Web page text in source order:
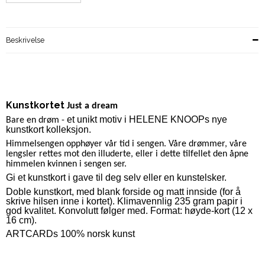
Beskrivelse
Kunstkortet Just a dream
Bare en drøm - et unikt motiv i HELENE KNOOPs nye
kunstkort kolleksjon.
Himmelsengen opphøyer vår tid i sengen. Våre drømmer, våre
lengsler rettes mot den illuderte, eller i dette tilfellet den åpne
himmelen kvinnen i sengen ser.
Gi et kunstkort i gave til deg selv eller en kunstelsker.
Doble kunstkort, med blank forside og matt innside (for å
skrive hilsen inne i kortet). Klimavennlig 235 gram papir i
god kvalitet. Konvolutt følger med. Format: høyde-kort (12 x
16 cm).
ARTCARDs 100% norsk kunst